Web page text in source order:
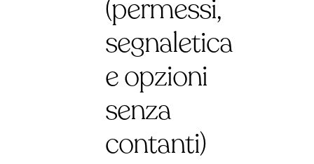
(permessi,
segnaletica
e opzioni
senza
contanti)